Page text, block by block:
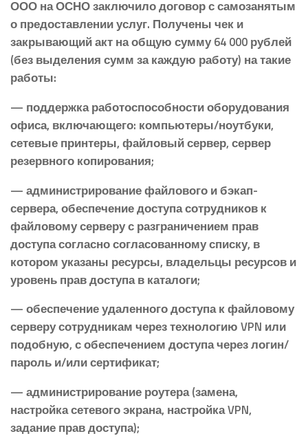
ООО на ОСНО заключило договор с самозанятым
о предоставлении услуг. Получены чек и
закрывающий акт на общую сумму 64 000 рублей
(без выделения сумм за каждую работу) на такие
работы:
— поддержка работоспособности оборудования
офиса, включающего: компьютеры/ноутбуки,
сетевые принтеры, файловый сервер, сервер
резервного копирования;
— администрирование файлового и бэкап-
сервера, обеспечение доступа сотрудников к
файловому серверу с разграничением прав
доступа согласно согласованному списку, в
котором указаны ресурсы, владельцы ресурсов и
уровень прав доступа в каталоги;
— обеспечение удаленного доступа к файловому
серверу сотрудникам через технологию VPN или
подобную, с обеспечением доступа через логин/
пароль и/или сертификат;
— администрирование роутера (замена,
настройка сетевого экрана, настройка VPN,
задание прав доступа);